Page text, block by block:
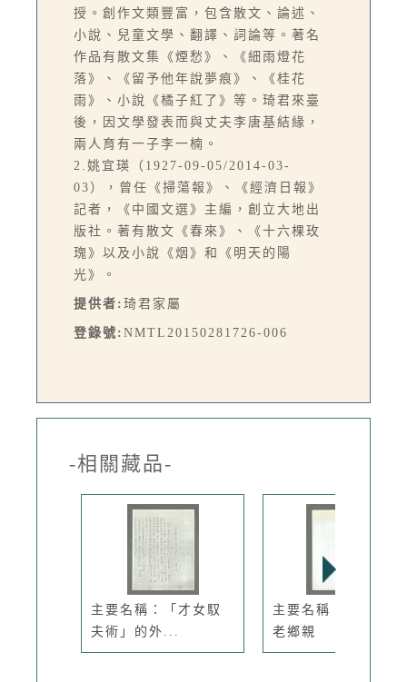
授。創作文類豐富，包含散文、論述、
小說、兒童文學、翻譯、詞論等。著名
作品有散文集《煙愁》、《細雨燈花
落》、《留予他年說夢痕》、《桂花
雨》、小說《橘子紅了》等。琦君來臺
後，因文學發表而與丈夫李唐基結緣，
兩人育有一子李一楠。
2.姚宜瑛（1927-09-05/2014-03-
03），曾任《掃蕩報》、《經濟日報》
記者，《中國文選》主編，創立大地出
版社。著有散文《春來》、《十六棵玫
瑰》以及小說《烟》和《明天的陽
光》。
提供者: 琦君家屬
登錄號: NMTL20150281726-006
-相關藏品-
主要名稱：「才女馭
夫術」的外...
主要名稱：我們都是
老鄉親